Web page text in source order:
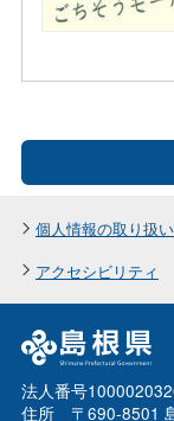
個人情報の取り扱い
アクセシビリティ
法人番号
住所 〒690-8501